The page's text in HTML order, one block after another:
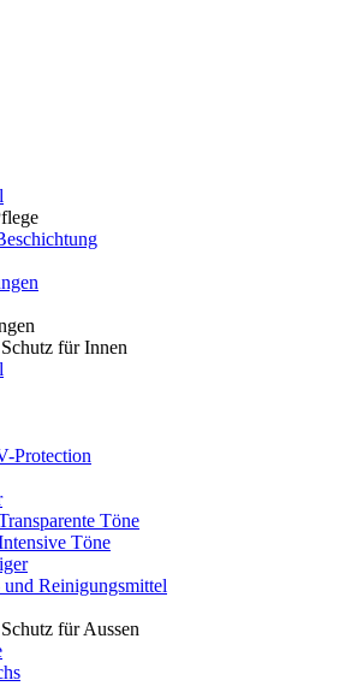
für Innen
Protection
Töne
Töne
und Reinigungsmittel
für Aussen